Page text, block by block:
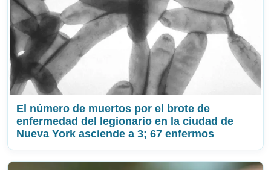
El número de muertos por el brote de
enfermedad del legionario en la ciudad de
Nueva York asciende a 3; 67 enfermos